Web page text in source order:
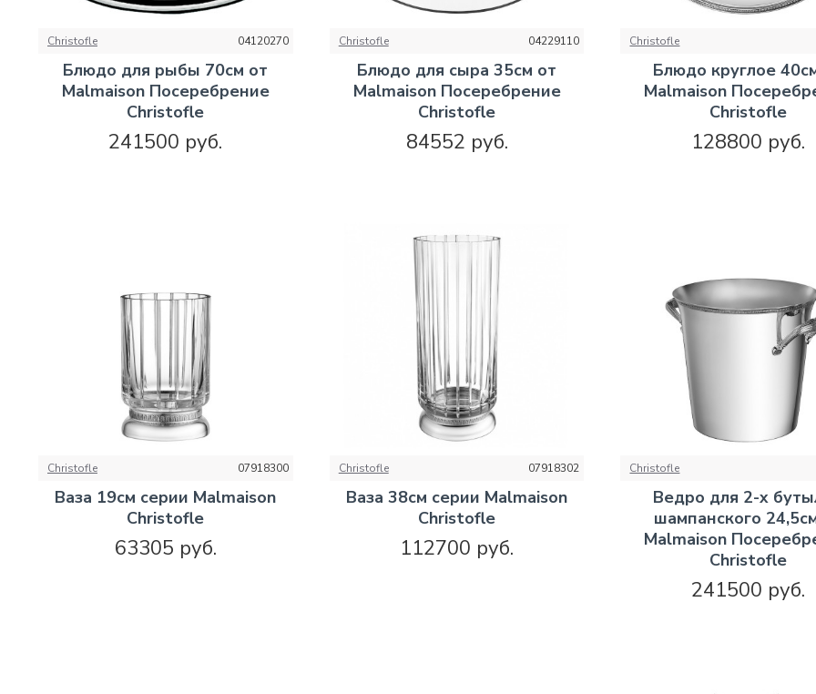
Christofle 04120270
Блюдо для рыбы 70см от
Malmaison Посеребрение
Christofle
241500 руб.
Christofle 04229110
Блюдо для сыра 35см от
Malmaison Посеребрение
Christofle
84552 руб.
Christofle
Блюдо круглое
Malmaison
Christofle
128800 руб.
Christofle 07918300
Ваза 19см серии Malmaison
Christofle
63305 руб.
Christofle 07918302
Ваза 38см серии Malmaison
Christofle
112700 руб.
Christofle
Ведро для 2-х
шампанского
Malmaison
Christofle
241500 руб.